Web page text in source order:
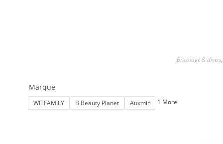
Bricolage & divers
Marque
WITFAMILY B Beauty Planet Auxmir 1 More